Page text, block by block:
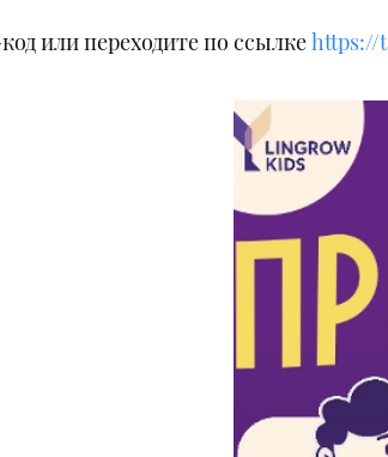
или переходите по ссылкеhttps://